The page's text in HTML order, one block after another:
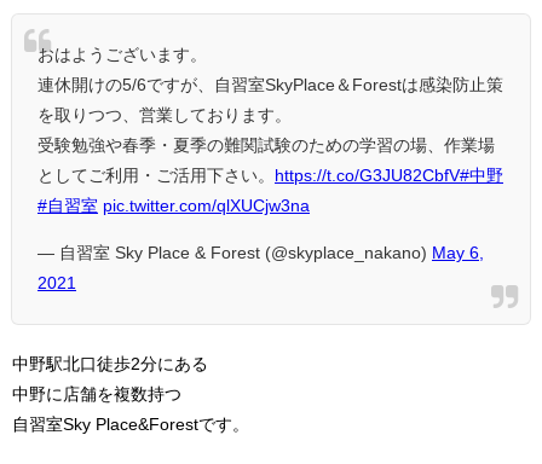
おはようございます。
連休開けの5/6ですが、自習室SkyPlace＆Forestは感染防止策
を取りつつ、営業しております。
受験勉強や春季・夏季の難関試験のための学習の場、作業場
としてご利用・ご活用下さい。 https://t.co/G3JU82CbfV#中野
#自習室 pic.twitter.com/qlXUCjw3na
— 自習室 Sky Place & Forest (@skyplace_nakano) May 6,
2021
中野駅北口徒歩2分にある
中野に店舗を複数持つ
自習室Sky Place&Forestです。